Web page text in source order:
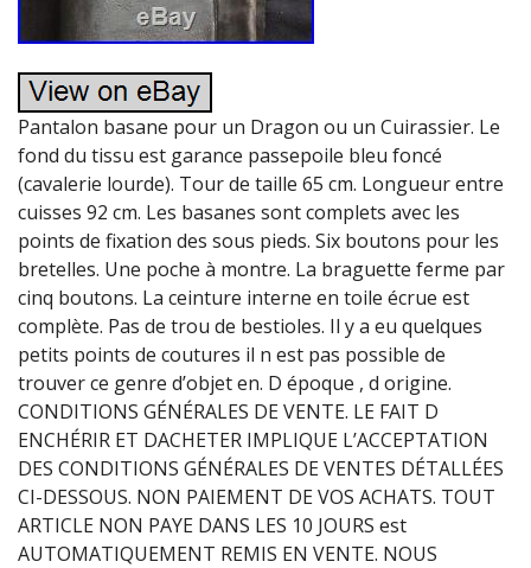
Pantalon basane pour un Dragon ou un Cuirassier. Le
fond du tissu est garance passepoile bleu foncé
(cavalerie lourde). Tour de taille 65 cm. Longueur entre
cuisses 92 cm. Les basanes sont complets avec les
points de fixation des sous pieds. Six boutons pour les
bretelles. Une poche à montre. La braguette ferme par
cinq boutons. La ceinture interne en toile écrue est
complète. Pas de trou de bestioles. Il y a eu quelques
petits points de coutures il n est pas possible de
trouver ce genre d’objet en. D époque , d origine.
CONDITIONS GÉNÉRALES DE VENTE. LE FAIT D
ENCHÉRIR ET DACHETER IMPLIQUE L’ACCEPTATION
DES CONDITIONS GÉNÉRALES DE VENTES DÉTALLÉES
CI-DESSOUS. NON PAIEMENT DE VOS ACHATS. TOUT
ARTICLE NON PAYE DANS LES 10 JOURS est
AUTOMATIQUEMENT REMIS EN VENTE. NOUS